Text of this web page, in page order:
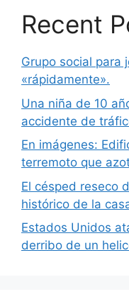
Recent
Grupo social para
«rápidamente».
Una niña de 10
accidente de
En imágenes:
terremoto que
El césped reseco
histórico de la
Estados Unidos
derribo de un